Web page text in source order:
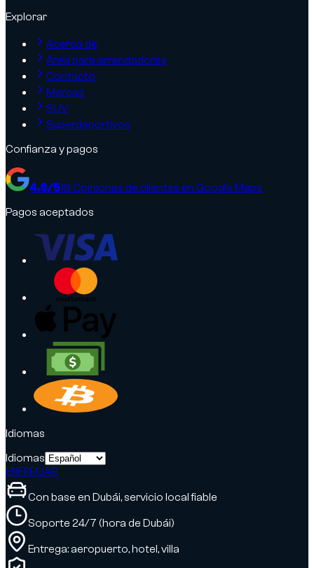
Explorar
Acerca de
Área para arrendadores
Contacto
Marcas
SUV
Superdeportivos
Confianza y pagos
4.9/518 Opiniones de clientes en Google Maps
Pagos aceptados
Idiomas
Idiomas
ENFRRUAR
Con base en Dubái, servicio local fiable
Soporte 24/7 (hora de Dubái)
Entrega: aeropuerto, hotel, villa